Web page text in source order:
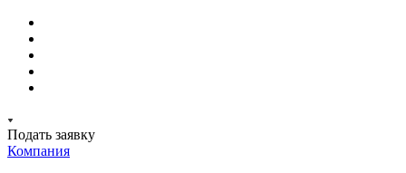
Подать заявку
Компания